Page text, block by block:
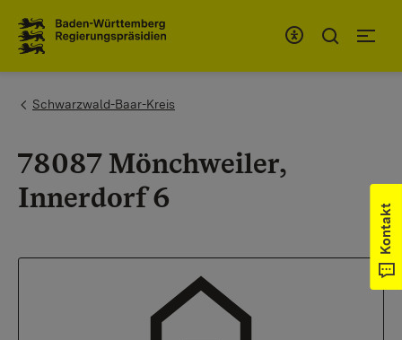
You are here:
Schwarzwald-Baar-Kreis
78087 Mönchweiler,
Innerdorf 6
Kontakt